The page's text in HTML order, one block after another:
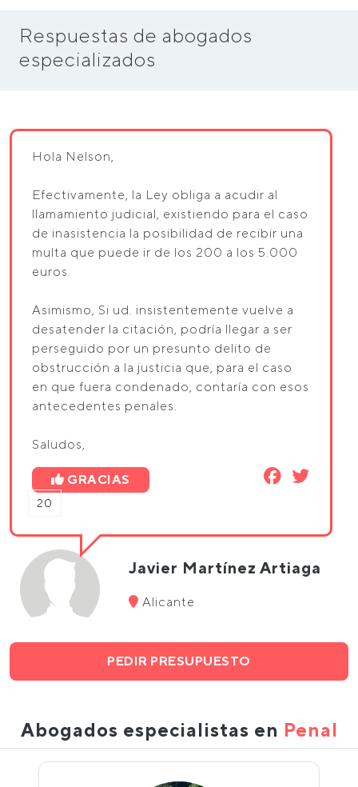
Respuestas de abogados
especializados
Hola Nelson,
Efectivamente, la Ley obliga a acudir al
llamamiento judicial, existiendo para el caso
de inasistencia la posibilidad de recibir una
multa que puede ir de los 200 a los 5.000
euros.
Asimismo, Si ud. insistentemente vuelve a
desatender la citación, podría llegar a ser
perseguido por un presunto delito de
obstrucción a la justicia que, para el caso
en que fuera condenado, contaría con esos
antecedentes penales.
Saludos,
GRACIAS
20
Javier Martínez Artiaga
Alicante
PEDIR PRESUPUESTO
Abogados especialistas en Penal